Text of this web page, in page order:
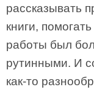
рассказывать
книги,
работы был
рутинными. И
как-то